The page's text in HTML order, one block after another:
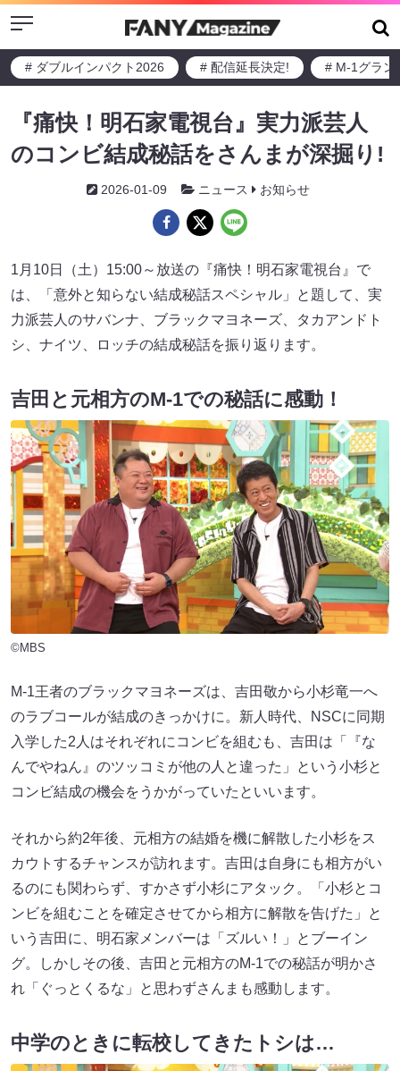
Menu
# ダブルインパクト2026 # 配信延長決定! # M-1グラン
『痛快！明石家電視台』実力派芸人
のコンビ結成秘話をさんまが深掘り!
2026-01-09 ニュース お知らせ
1月10日（土）15:00～放送の『痛快！明石家電視台』で
は、「意外と知らない結成秘話スペシャル」と題して、実
力派芸人のサバンナ、ブラックマヨネーズ、タカアンドト
シ、ナイツ、ロッチの結成秘話を振り返ります。
吉田と元相方のM-1での秘話に感動！
©MBS
M-1王者のブラックマヨネーズは、吉田敬から小杉竜一へ
のラブコールが結成のきっかけに。新人時代、NSCに同期
入学した2人はそれぞれにコンビを組むも、吉田は「『な
んでやねん』のツッコミが他の人と違った」という小杉と
コンビ結成の機会をうかがっていたといいます。
それから約2年後、元相方の結婚を機に解散した小杉をス
カウトするチャンスが訪れます。吉田は自身にも相方がい
るのにも関わらず、すかさず小杉にアタック。「小杉とコ
ンビを組むことを確定させてから相方に解散を告げた」と
いう吉田に、明石家メンバーは「ズルい！」とブーイン
グ。しかしその後、吉田と元相方のM-1での秘話が明かさ
れ「ぐっとくるな」と思わずさんまも感動します。
中学のときに転校してきたトシは…